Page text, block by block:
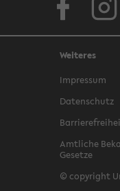
Weiteres
Impressum
Datenschutz
Amtliche
Gesetze
© copyright